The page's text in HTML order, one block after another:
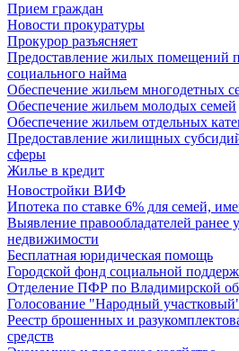
Прием граждан
Новости прокуратуры
Прокурор разъясняет
Предоставление жилых помещений
социального найма
Обеспечение жильем многодетных
Обеспечение жильем молодых семей
Обеспечение жильем отдельных
Предоставление жилищных
сферы
Жилье в кредит
Новостройки ВИФ
Ипотека по ставке 6% для семей,
Выявление правообладателей ранее
недвижимости
Бесплатная юридическая помощь
Городской фонд социальной
Отделение ПФР по Владимирской
Голосование "Народный
Реестр брошенных и
средств